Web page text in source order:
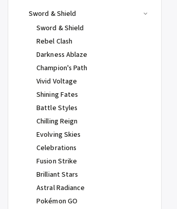
Sword & Shield
Sword & Shield
Rebel Clash
Darkness Ablaze
Champion's Path
Vivid Voltage
Shining Fates
Battle Styles
Chilling Reign
Evolving Skies
Celebrations
Fusion Strike
Brilliant Stars
Astral Radiance
Pokémon GO